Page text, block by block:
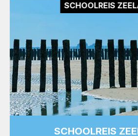
SCHOOLREIS
SCHOOLREIS